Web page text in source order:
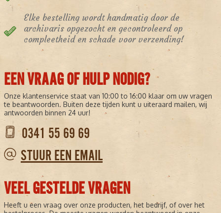
Elke bestelling wordt handmatig door de
archivaris opgezocht en gecontroleerd op
compleetheid en schade voor verzending!
EEN VRAAG OF HULP NODIG?
Onze klantenservice staat van 10:00 to 16:00 klaar om uw vragen
te beantwoorden. Buiten deze tijden kunt u uiteraard mailen, wij
antwoorden binnen 24 uur!
0341 55 69 69
STUUR EEN EMAIL
VEEL GESTELDE VRAGEN
Heeft u een vraag over onze producten, het bedrijf, of over het